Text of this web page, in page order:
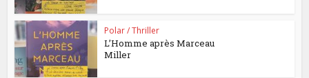
Polar / Thriller
L’Homme après Marceau
Miller